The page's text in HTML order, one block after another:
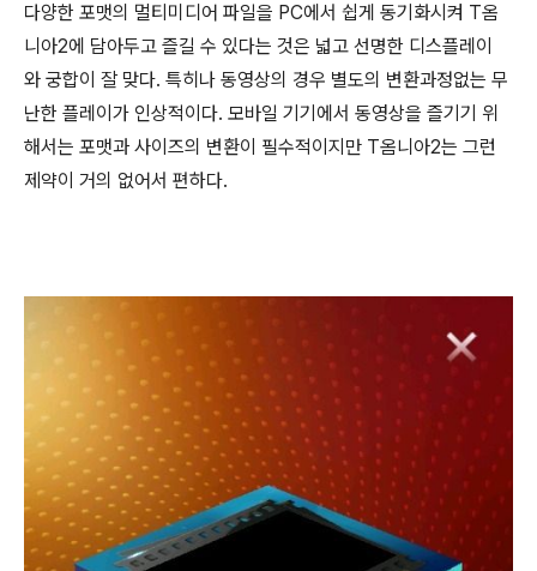
다양한 포맷의 멀티미디어 파일을 PC에서 쉽게 동기화시켜 T옴
니아2에 담아두고 즐길 수 있다는 것은 넓고 선명한 디스플레이
와 궁합이 잘 맞다. 특히나 동영상의 경우 별도의 변환과정없는 무
난한 플레이가 인상적이다. 모바일 기기에서 동영상을 즐기기 위
해서는 포맷과 사이즈의 변환이 필수적이지만 T옴니아2는 그런
제약이 거의 없어서 편하다.